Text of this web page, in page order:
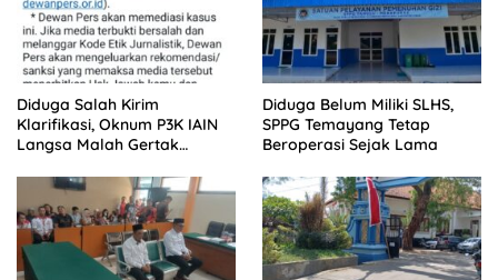
Diduga Salah Kirim
Klarifikasi, Oknum P3K IAIN
Langsa Malah Gertak
Diduga Belum Miliki SLHS,
SPPG Temayang Tetap
Beroperasi Sejak Lama